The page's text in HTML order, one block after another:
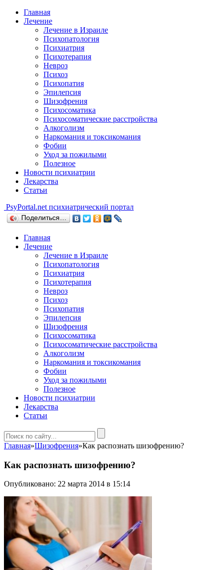
Главная
Лечение
Лечение в Израиле
Психопатология
Психиатрия
Психотерапия
Невроз
Психоз
Психопатия
Эпилепсия
Шизофрения
Психосоматика
Психосоматические расстройства
Алкоголизм
Наркомания и токсикомания
Фобии
Уход за пожилыми
Полезное
Новости психиатрии
Лекарства
Статьи
PsyPortal.net психиатрический портал
Поделиться…
Главная
Лечение
Лечение в Израиле
Психопатология
Психиатрия
Психотерапия
Невроз
Психоз
Психопатия
Эпилепсия
Шизофрения
Психосоматика
Психосоматические расстройства
Алкоголизм
Наркомания и токсикомания
Фобии
Уход за пожилыми
Полезное
Новости психиатрии
Лекарства
Статьи
Главная»Шизофрения»Как распознать шизофрению?
Как распознать шизофрению?
Опубликовано: 22 марта 2014 в 15:14